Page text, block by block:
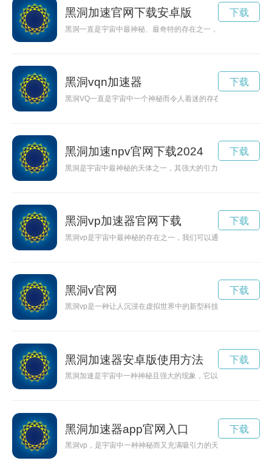
黑洞加速官网下载安卓版
黑洞一直是宇宙中最神秘、最奇特的存在之一，而黑洞VQ更是
下载
黑洞vqn加速器
黑洞VQ一直是宇宙中一个神秘而令人着迷的存在，科学家们对
下载
黑洞加速npv官网下载2024
黑洞是宇宙中最神秘的天体之一，其强大的引力场可以吞噬一
下载
黑洞vp加速器官网下载
黑洞vp是宇宙中最神秘的存在之一，我们可以通过探索来揭开它
下载
黑洞v官网
黑洞vp是一种让人沉浸在虚拟世界中的新型科技体验，让人可
下载
黑洞加速器安卓版使用方法
黑洞加速是宇宙中一种神秘且强大的现象，它以无与伦比的引
下载
黑洞加速器app官网入口
黑洞vp，是宇宙中一种神秘而又充满吸引力的天体。我们将一
下载